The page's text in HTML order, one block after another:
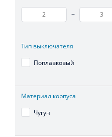
–
Тип выключателя
Поплавковый
Материал корпуса
Чугун